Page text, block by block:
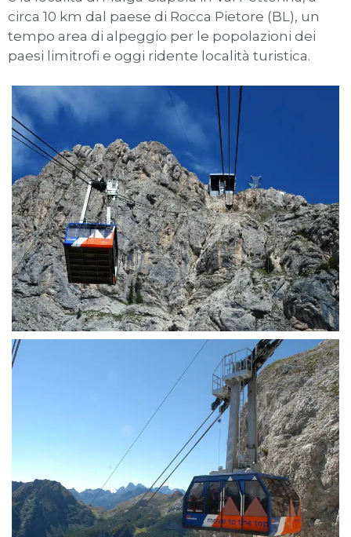
circa 10 km dal paese di Rocca Pietore (BL), un
tempo area di alpeggio per le popolazioni dei
paesi limitrofi e oggi ridente località turistica.